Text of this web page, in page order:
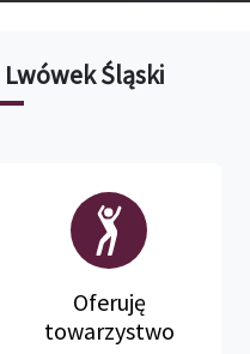
Lwówek Śląski
Oferuję
towarzystwo